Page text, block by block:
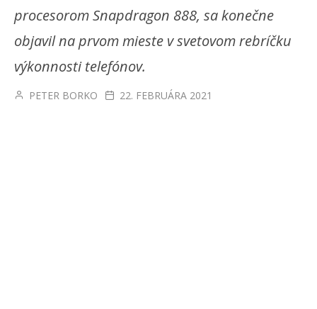
procesorom Snapdragon 888, sa konečne
objavil na prvom mieste v svetovom rebríčku
výkonnosti telefónov.
PETER BORKO 22. FEBRUÁRA 2021